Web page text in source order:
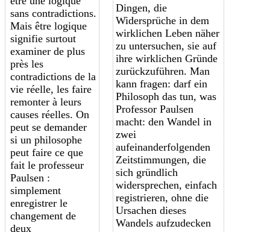
sans contradictions.
Mais être logique
signifie surtout
examiner de plus
près les
contradictions de la
vie réelle, les faire
remonter à leurs
causes réelles. On
peut se demander
si un philosophe
peut faire ce que
fait le professeur
Paulsen :
simplement
enregistrer le
changement de
deux
Dingen, die
Widersprüche in dem
wirklichen Leben näher
zu untersuchen, sie auf
ihre wirklichen Gründe
zurückzuführen. Man
kann fragen: darf ein
Philosoph das tun, was
Professor Paulsen
macht: den Wandel in
zwei
aufeinanderfolgenden
Zeitstimmungen, die
sich gründlich
widersprechen, einfach
registrieren, ohne die
Ursachen dieses
Wandels aufzudecken